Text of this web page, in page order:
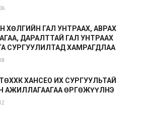
ХӨЛГИЙН ГАЛ УНТРААХ, АВРАХ
ДАРАЛТТАЙ ГАЛ УНТРААХ
СУРГУУЛИЛТАД ХАМРАГДЛАА
ХАНСЕО ИХ СУРГУУЛЬТАЙ
АЖИЛЛАГААГАА ӨРГӨЖҮҮЛНЭ